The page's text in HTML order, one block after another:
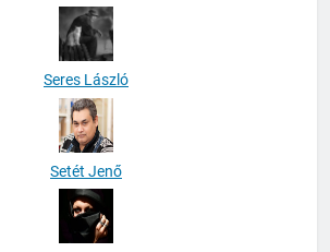
Seres László
Setét Jenő